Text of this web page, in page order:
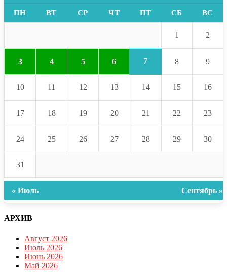
ПН ВТ СР ЧТ ПТ СБ ВС
1 2
3 4 5 6 7 8 9
10 11 12 13 14 15 16
17 18 19 20 21 22 23
24 25 26 27 28 29 30
31
« Июль Сентябрь »
АРХИВ
Август 2026
Июль 2026
Июнь 2026
Май 2026